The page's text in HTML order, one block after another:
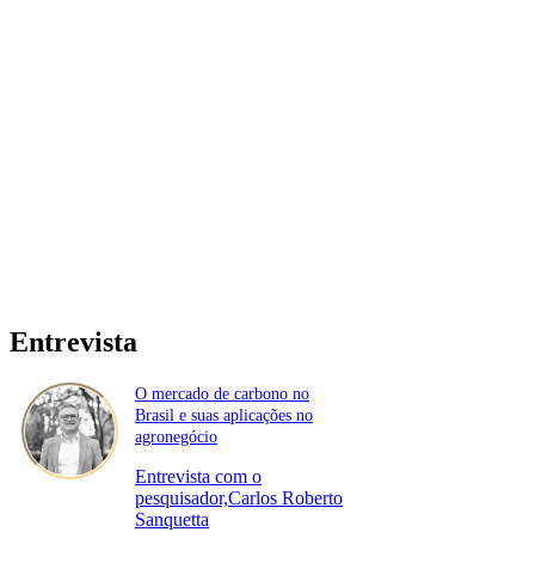
Entrevista
O mercado de carbono no
Brasil e suas aplicações no
agronegócio
Entrevista com o
pesquisador,Carlos Roberto
Sanquetta